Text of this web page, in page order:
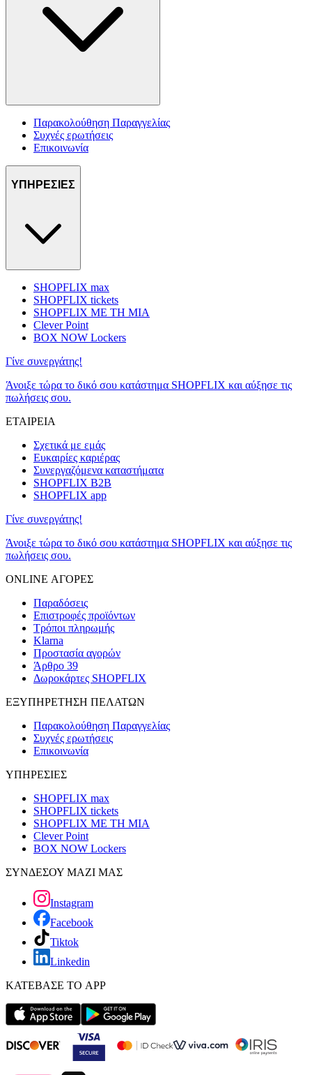
Παρακολούθηση Παραγγελίας
Συχνές ερωτήσεις
Επικοινωνία
ΥΠΗΡΕΣΙΕΣ
SHOPFLIX max
SHOPFLIX tickets
SHOPFLIX ΜΕ ΤΗ ΜΙΑ
Clever Point
BOX NOW Lockers
Γίνε συνεργάτης!
Άνοιξε τώρα το δικό σου κατάστημα SHOPFLIX και αύξησε τις
πωλήσεις σου.
ΕΤΑΙΡΕΙΑ
Σχετικά με εμάς
Ευκαιρίες καριέρας
Συνεργαζόμενα καταστήματα
SHOPFLIX B2B
SHOPFLIX app
Γίνε συνεργάτης!
Άνοιξε τώρα το δικό σου κατάστημα SHOPFLIX και αύξησε τις
πωλήσεις σου.
ONLINE ΑΓΟΡΕΣ
Παραδόσεις
Επιστροφές προϊόντων
Τρόποι πληρωμής
Klarna
Προστασία αγορών
Άρθρο 39
Δωροκάρτες SHOPFLIX
ΕΞΥΠΗΡΕΤΗΣΗ ΠΕΛΑΤΩΝ
Παρακολούθηση Παραγγελίας
Συχνές ερωτήσεις
Επικοινωνία
ΥΠΗΡΕΣΙΕΣ
SHOPFLIX max
SHOPFLIX tickets
SHOPFLIX ΜΕ ΤΗ ΜΙΑ
Clever Point
BOX NOW Lockers
ΣΥΝΔΕΣΟΥ ΜΑΖΙ ΜΑΣ
Instagram
Facebook
Tiktok
Linkedin
ΚΑΤΕΒΑΣΕ ΤΟ APP